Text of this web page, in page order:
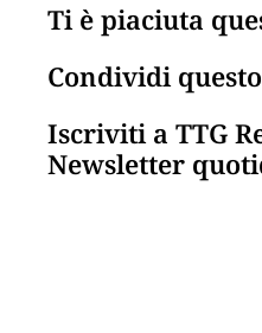
Ti è piaciuta
Condividi
Iscriviti a TTG
Newsletter